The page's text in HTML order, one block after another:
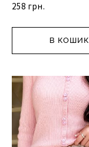
258 грн.
В КОШИК